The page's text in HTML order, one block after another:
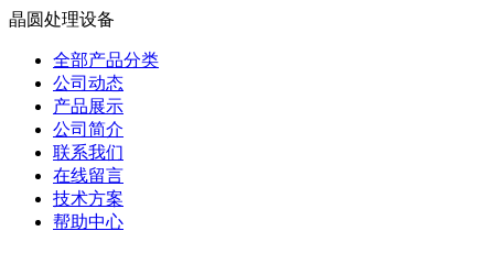
晶圆处理设备
全部产品分类
公司动态
产品展示
公司简介
联系我们
在线留言
技术方案
帮助中心